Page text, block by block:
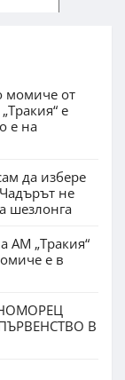
момиче от
е
е на
да избере
не
шезлонга
АМ „Тракия“
е в
В